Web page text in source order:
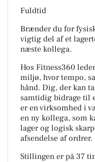
Fuldtid
Brænder du for
vigtig del af et
næste kollega.
Hos Fitness360
miljø, hvor tempo,
hånd. Dig, der kan
samtidig bidrage til
er en virksomhed i
en ny kollega, som
lager og logisk
afsendelse af ordrer.
Stillingen er på 37